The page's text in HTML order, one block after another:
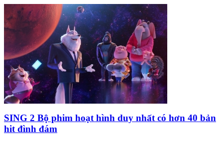
SING 2 Bộ phim hoạt hình duy nhất có hơn 40 bản
hit đình đám